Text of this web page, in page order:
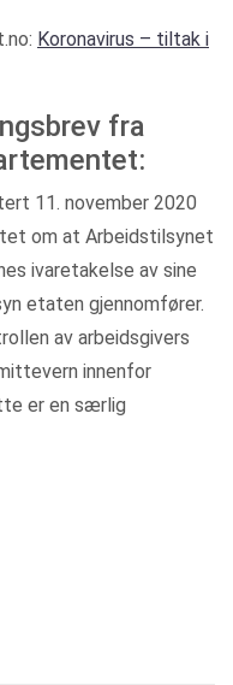
Koronavirus – tiltak i
fra
11. november 2020
om at Arbeidstilsynet
ivaretakelse av sine
etaten gjennomfører.
av arbeidsgivers
innenfor
er en særlig